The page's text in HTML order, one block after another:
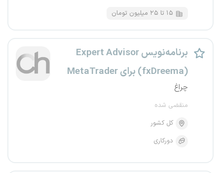
۱۵ تا ۲۵ میلیون تومان
برنامه‌نویس Expert Advisor
(fxDreema) برای MetaTrader
چراغ
منقضی شده
کل کشور
دورکاری